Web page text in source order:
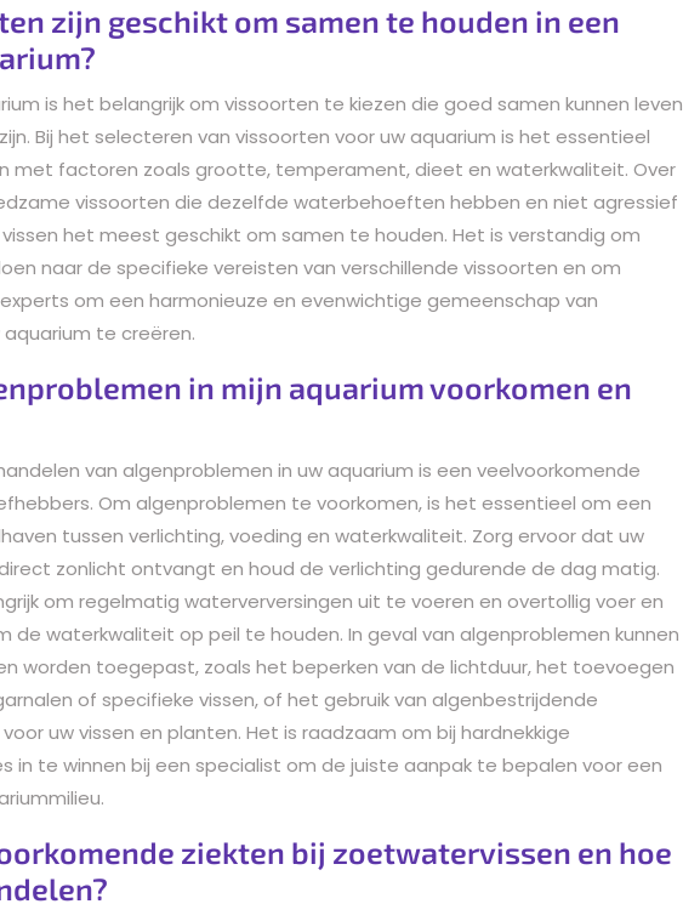
zijn geschikt om samen te houden in een
is het belangrijk om vissoorten te kiezen die goed samen kunnen leven
Bij het selecteren van vissoorten voor uw aquarium is het essentieel
met factoren zoals grootte, temperament, dieet en waterkwaliteit. Over
vissoorten die dezelfde waterbehoeften hebben en niet agressief
het meest geschikt om samen te houden. Het is verstandig om
naar de specifieke vereisten van verschillende vissoorten en om
om een harmonieuze en evenwichtige gemeenschap van
te creëren.
in mijn aquarium voorkomen en
van algenproblemen in uw aquarium is een veelvoorkomende
Om algenproblemen te voorkomen, is het essentieel om een
tussen verlichting, voeding en waterkwaliteit. Zorg ervoor dat uw
zonlicht ontvangt en houd de verlichting gedurende de dag matig.
om regelmatig waterverversingen uit te voeren en overtollig voer en
de waterkwaliteit op peil te houden. In geval van algenproblemen kunnen
worden toegepast, zoals het beperken van de lichtduur, het toevoegen
of specifieke vissen, of het gebruik van algenbestrijdende
uw vissen en planten. Het is raadzaam om bij hardnekkige
in te winnen bij een specialist om de juiste aanpak te bepalen voor een
ziekten bij zoetwatervissen en hoe